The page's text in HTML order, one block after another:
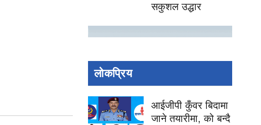
सकुशल उद्धार
लोकप्रिय
आईजीपी कुँवर बिदामा
जाने तयारीमा, को बन्दै